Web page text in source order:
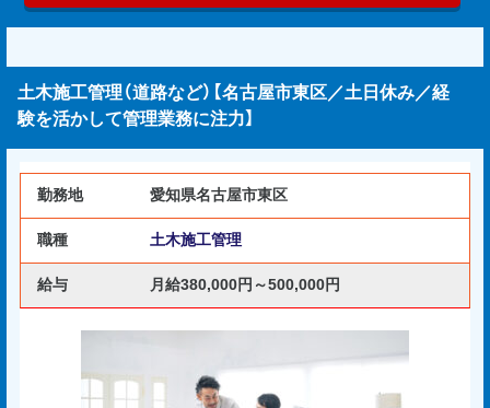
土木施工管理（道路など）【名古屋市東区／土日休み／経
験を活かして管理業務に注力】
勤務地 愛知県名古屋市東区
職種 土木施工管理
給与 月給380,000円～500,000円